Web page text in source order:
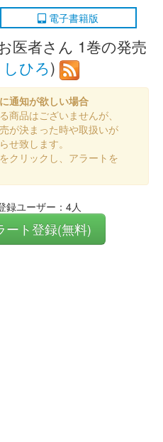
電子書籍版
医者さん 1巻の発売
ひろ)
通知が欲しい場合
商品はございませんが、
が決まった時や取扱いが
せ致します。
クリックし、アラートを
録ユーザー：4人
ート登録(無料)